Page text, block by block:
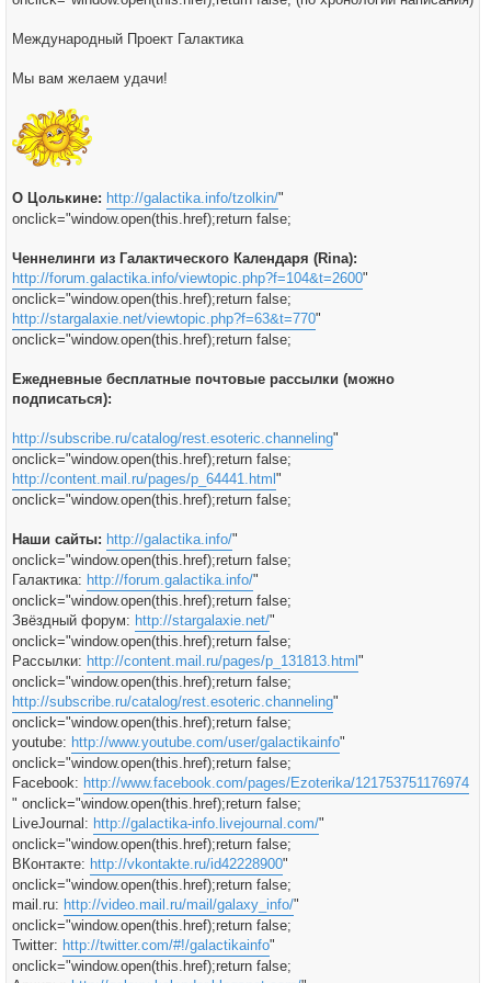
Международный Проект Галактика
Мы вам желаем удачи!
О Цолькине: http://galactika.info/tzolkin/"
onclick="window.open(this.href);return false;
Ченнелинги из Галактического Календаря (Rina):
http://forum.galactika.info/viewtopic.php?f=104&t=2600"
onclick="window.open(this.href);return false;
http://stargalaxie.net/viewtopic.php?f=63&t=770"
onclick="window.open(this.href);return false;
Ежедневные бесплатные почтовые рассылки (можно
подписаться):
http://subscribe.ru/catalog/rest.esoteric.channeling"
onclick="window.open(this.href);return false;
http://content.mail.ru/pages/p_64441.html "
onclick="window.open(this.href);return false;
Наши сайты: http://galactika.info/"
onclick="window.open(this.href);return false;
Галактика: http://forum.galactika.info/"
onclick="window.open(this.href);return false;
Звёздный форум: http://stargalaxie.net/"
onclick="window.open(this.href);return false;
Рассылки: http://content.mail.ru/pages/p_131813.html "
onclick="window.open(this.href);return false;
http://subscribe.ru/catalog/rest.esoteric.channeling"
onclick="window.open(this.href);return false;
youtube: http://www.youtube.com/user/galactikainfo"
onclick="window.open(this.href);return false;
Facebook: http://www.facebook.com/pages/Ezoterika/121753751176974
" onclick="window.open(this.href);return false;
LiveJournal: http://galactika-info.livejournal.com/"
onclick="window.open(this.href);return false;
ВКонтакте: http://vkontakte.ru/id42228900"
onclick="window.open(this.href);return false;
mail.ru: http://video.mail.ru/mail/galaxy_info/"
onclick="window.open(this.href);return false;
Twitter: http://twitter.com/#!/galactikainfo"
onclick="window.open(this.href);return false;